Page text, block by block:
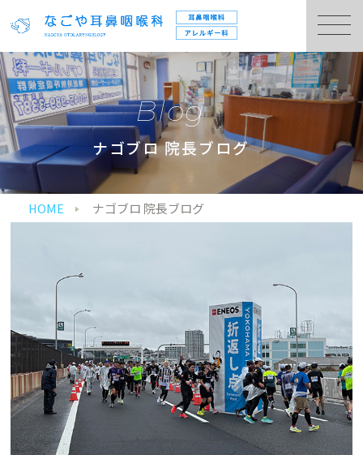
ナゴブロ 院長ブログ
Blog
HOME ナゴブロ 院長ブログ